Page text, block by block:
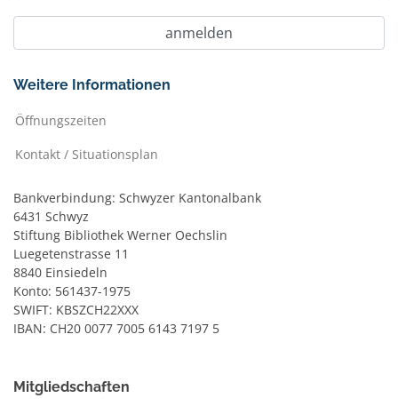
Weitere Informationen
Öffnungszeiten
Kontakt / Situationsplan
Bankverbindung: Schwyzer Kantonalbank
6431 Schwyz
Stiftung Bibliothek Werner Oechslin
Luegetenstrasse 11
8840 Einsiedeln
Konto: 561437-1975
SWIFT: KBSZCH22XXX
IBAN: CH20 0077 7005 6143 7197 5
Mitgliedschaften